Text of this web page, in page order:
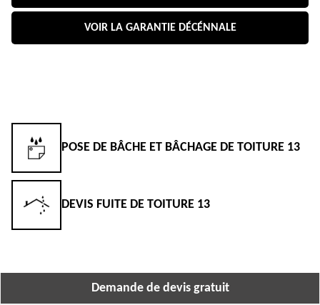
VOIR LA GARANTIE DÉCÉNNALE
POSE DE BÂCHE ET BÂCHAGE DE TOITURE 13
DEVIS FUITE DE TOITURE 13
Demande de devis gratuit